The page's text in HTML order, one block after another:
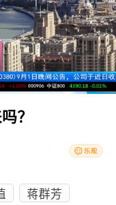
？
蒋群芳